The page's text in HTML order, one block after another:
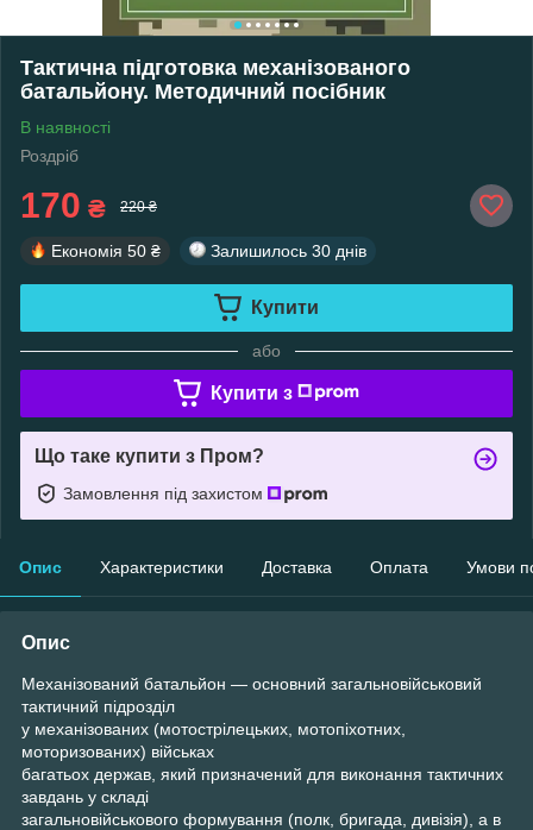
Тактична підготовка механізованого
батальйону. Методичний посібник
В наявності
Роздріб
170 ₴ 220 ₴
Економія 50 ₴ Залишилось 30 днів
Купити
або
Купити з
Що таке купити з Пром?
Замовлення під захистом
Опис Характеристики Доставка Оплата Умови
Опис
Механізований батальйон — основний загальновійськовий
тактичний підрозділ
у механізованих (мотострілецьких, мотопіхотних,
моторизованих) військах
багатьох держав, який призначений для виконання тактичних
завдань у складі
загальновійськового формування (полк, бригада, дивізія), а в